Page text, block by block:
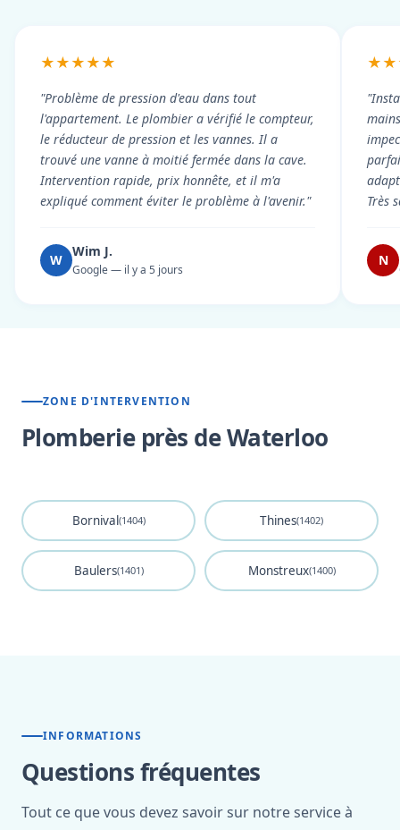
★★★★★
"Problème de pression d'eau dans tout
l'appartement. Le plombier a vérifié le compteur,
le réducteur de pression et les vannes. Il a
trouvé une vanne à moitié fermée dans la cave.
Intervention rapide, prix honnête, et il m'a
expliqué comment éviter le problème à l'avenir."
W
Wim J.
Google — il y a 5 jours
Très
N
ZONE D'INTERVENTION
Plomberie près de Waterloo
Bornival(1404) Thines(1402)
Baulers(1401) Monstreux(1400)
INFORMATIONS
Questions fréquentes
Tout ce que vous devez savoir sur notre service à